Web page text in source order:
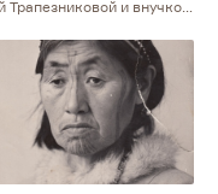
Трапезниковой и внучкой